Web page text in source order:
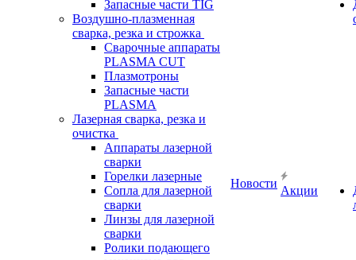
Запасные части TIG
Воздушно-плазменная
сварка, резка и строжка
Сварочные аппараты
PLASMA CUT
Плазмотроны
Запасные части
PLASMA
Лазерная сварка, резка и
очистка
Аппараты лазерной
сварки
Горелки лазерные
Сопла для лазерной
сварки
Линзы для лазерной
сварки
Ролики подающего
Новости
Акции